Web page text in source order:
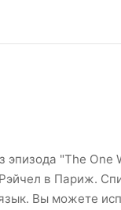
"The
в Париж.
Вы можете